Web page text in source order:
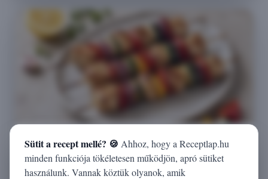
Mediterrán csirkenyárs air fryerben
cukkinivel és paprikával
Sütit a recept mellé? 🍪 Ahhoz, hogy a Receptlap.hu
minden funkciója tökéletesen működjön, apró sütiket
használunk. Vannak köztük olyanok, amik